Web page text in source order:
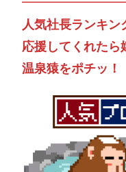
人気社長ランキン
応援してくれた
温泉猿をポチッ！